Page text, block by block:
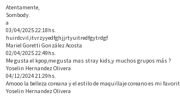
Atentamente,
Sombody.
a
03/04/2025 22:18hs.
huirdcvil,itvrzyyedfghjjrtyuitredfgytrdgf
Mariel Goretti González Acosta
02/04/2025 22:49hs.
Me gusta el kpop,me gusta mas stray kids,y muchos grupos más ?
Yoselin Hernandez Olivera
04/12/2024 21:29hs.
Amooo la belleza coreana y el estilo de maquillaje coreano es mi
Yoselin Hernandez Olivera